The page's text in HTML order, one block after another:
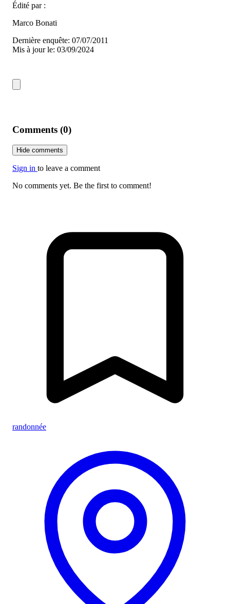
Édité par :
Marco Bonati
Dernière enquête: 07/07/2011
Mis à jour le: 03/09/2024
Comments (0)
Hide comments
Sign in to leave a comment
No comments yet. Be the first to comment!
randonnée